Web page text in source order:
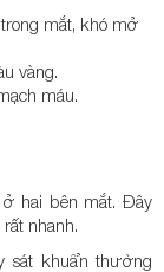
mắt, khó mở
vàng.
máu.
hai bên mắt. Đây
nhanh.
sát khuẩn thường